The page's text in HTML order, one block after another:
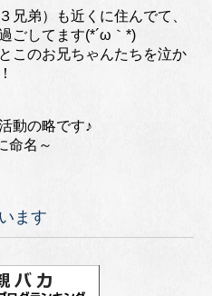
兄弟）も近くに住んでて、
ごしてます(*´ω｀*)
このお兄ちゃんたちを泣か
動の略です♪
命名～
ます